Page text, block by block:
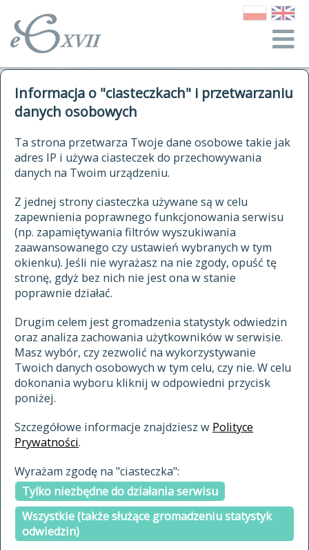
Informacja o "ciasteczkach" i przetwarzaniu
danych osobowych
Ta strona przetwarza Twoje dane osobowe takie jak
adres IP i używa ciasteczek do przechowywania
danych na Twoim urządzeniu.
Z jednej strony ciasteczka używane są w celu
zapewnienia poprawnego funkcjonowania serwisu
(np. zapamiętywania filtrów wyszukiwania
zaawansowanego czy ustawień wybranych w tym
okienku). Jeśli nie wyrażasz na nie zgody, opuść tę
stronę, gdyż bez nich nie jest ona w stanie
poprawnie działać.
Drugim celem jest gromadzenia statystyk odwiedzin
oraz analiza zachowania użytkowników w serwisie.
Masz wybór, czy zezwolić na wykorzystywanie
Twoich danych osobowych w tym celu, czy nie. W celu
dokonania wyboru kliknij w odpowiedni przycisk
poniżej.
Szczegółowe informacje znajdziesz w Polityce
Prywatności.
Wyrażam zgodę na "ciasteczka":
Tylko niezbędne do działania serwisu
Wszystkie (także służące gromadzeniu statystyk
odwiedzin)
autorzy Słownika
historia
publikacje
źródła
autorzy tekstów źródłowych
zasady opracowania
statystyki
najnowsze hasła
ostatnio zmodyfikowane hasła
materiały archiwalne
cytowanie
kontakt
kwerendy
jak cytować Słownik
ELEKTRONICZNY SŁOWNIK
JĘZYKA POLSKIEGO
XVII I XVIII WIEKU
znajdź hasła
zaczynające się od
indeksie
a fronte
a tergo